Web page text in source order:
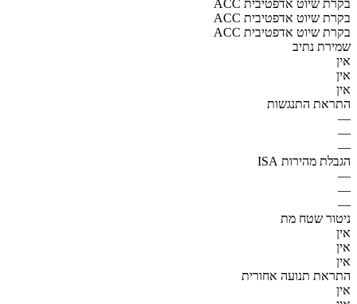
ACC בקרת שיוט אדפטיבית
ACC בקרת שיוט אדפטיבית
ACC בקרת שיוט אדפטיבית
שמירת נתיב
אין
אין
אין
התראת התנגשות
—
—
—
הגבלת מהירות ISA
—
—
—
ניטור שטח מת
אין
אין
אין
התראת תנועה אחורית
אין